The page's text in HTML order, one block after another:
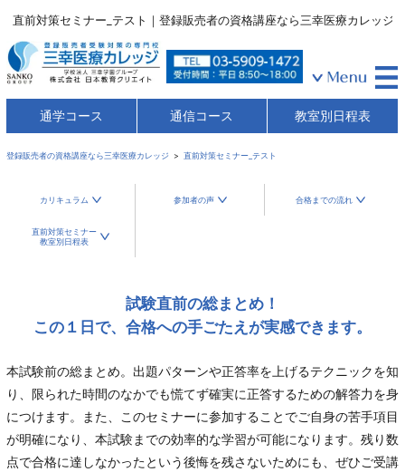
直前対策セミナー_テスト｜登録販売者の資格講座なら三幸医療カレッジ
通学コース 通信コース 教室別日程表
登録販売者の資格講座なら三幸医療カレッジ 直前対策セミナー_テスト
カリキュラム 参加者の声 合格までの流れ
直前対策セミナー
教室別日程表
試験直前の総まとめ！
この１日で、合格への手ごたえが実感できます。
本試験前の総まとめ。出題パターンや正答率を上げるテクニックを知
り、限られた時間のなかでも慌てず確実に正答するための解答力を身
につけます。また、このセミナーに参加することでご自身の苦手項目
が明確になり、本試験までの効率的な学習が可能になります。残り数
点で合格に達しなかったという後悔を残さないためにも、ぜひご受講